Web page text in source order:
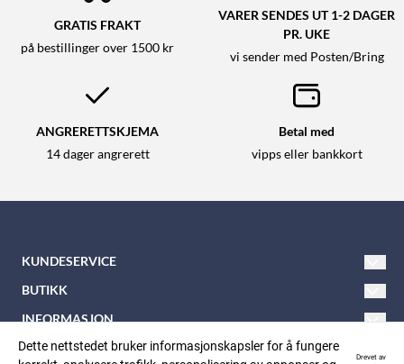
GRATIS FRAKT
på bestillinger over 1500 kr
VARER SENDES UT 1-2 DAGER
PR. UKE
vi sender med Posten/Bring
ANGRERETTSKJEMA
14 dager angrerett
Betal med
vipps eller bankkort
KUNDESERVICE
Tlf: 21 600 900
Nordåsveien 5
BUTIKK
Vilkår
Kontakt oss
INFORMASJON
Om oss
FØLG OSS
Dette nettstedet bruker informasjonskapsler for å fungere
Drevet av